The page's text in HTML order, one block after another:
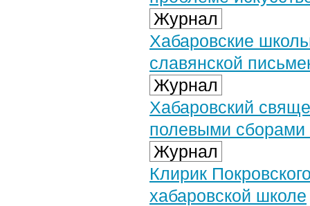
Журнал
Хабаровские
славянской
Журнал
Хабаровский
полевыми сборами
Журнал
Клирик
хабаровской школе